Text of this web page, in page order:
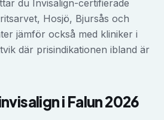
du Invisalign-certifierade
Hosjö, Bjursås och
jämför också med kliniker i
där prisindikationen ibland är
i Falun2026